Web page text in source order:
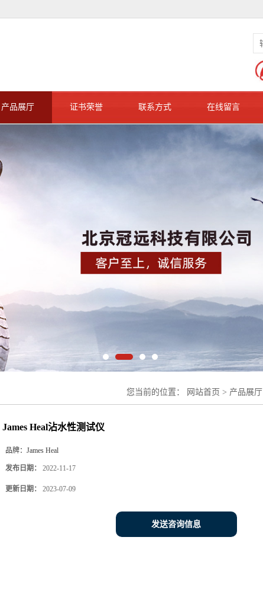
产品展厅 证书荣誉 联系方式 在线留言
您当前的位置： 网站首页 > 产品展厅
James Heal沾水性测试仪
品牌： James Heal
发布日期： 2022-11-17
更新日期： 2023-07-09
发送咨询信息